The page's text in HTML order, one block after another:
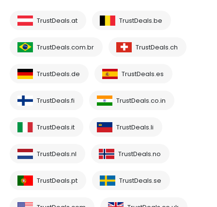
TrustDeals.at TrustDeals.be
TrustDeals.com.br TrustDeals.ch
TrustDeals.de TrustDeals.es
TrustDeals.fi TrustDeals.co.in
TrustDeals.it TrustDeals.li
TrustDeals.nl TrustDeals.no
TrustDeals.pt TrustDeals.se